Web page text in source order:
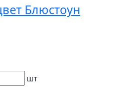
Блюстоун
шт